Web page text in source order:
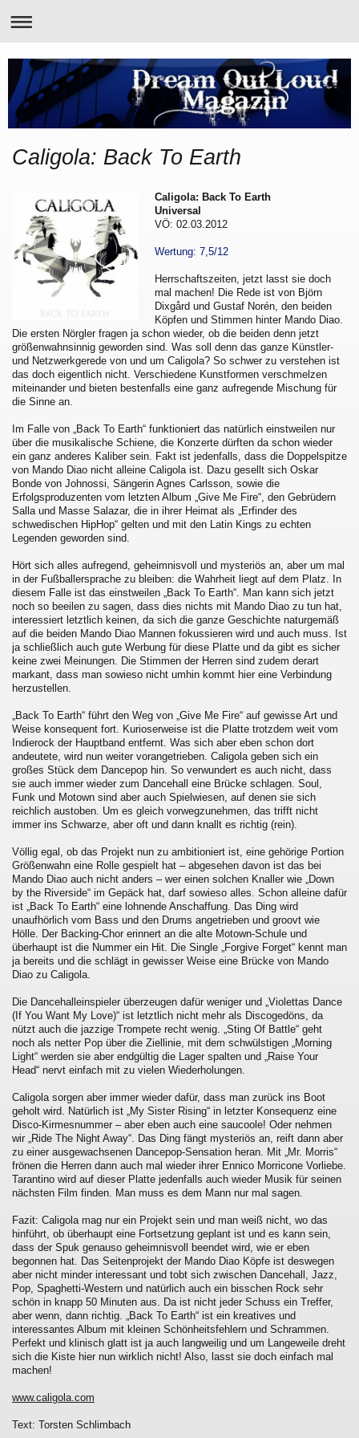
Caligola: Back To Earth
Caligola: Back To Earth
Universal
VÖ: 02.03.2012
Wertung: 7,5/12
Herrschaftszeiten, jetzt lasst sie doch
mal machen! Die Rede ist von Björn
Dixgård und Gustaf Norén, den beiden
Köpfen und Stimmen hinter Mando Diao.
Die ersten Nörgler fragen ja schon wieder, ob die beiden denn jetzt
größenwahnsinnig geworden sind. Was soll denn das ganze Künstler-
und Netzwerkgerede von und um Caligola? So schwer zu verstehen ist
das doch eigentlich nicht. Verschiedene Kunstformen verschmelzen
miteinander und bieten bestenfalls eine ganz aufregende Mischung für
die Sinne an.
Im Falle von „Back To Earth“ funktioniert das natürlich einstweilen nur
über die musikalische Schiene, die Konzerte dürften da schon wieder
ein ganz anderes Kaliber sein. Fakt ist jedenfalls, dass die Doppelspitze
von Mando Diao nicht alleine Caligola ist. Dazu gesellt sich Oskar
Bonde von Johnossi, Sängerin Agnes Carlsson, sowie die
Erfolgsproduzenten vom letzten Album „Give Me Fire“, den Gebrüdern
Salla und Masse Salazar, die in ihrer Heimat als „Erfinder des
schwedischen HipHop“ gelten und mit den Latin Kings zu echten
Legenden geworden sind.
Hört sich alles aufregend, geheimnisvoll und mysteriös an, aber um mal
in der Fußballersprache zu bleiben: die Wahrheit liegt auf dem Platz. In
diesem Falle ist das einstweilen „Back To Earth“. Man kann sich jetzt
noch so beeilen zu sagen, dass dies nichts mit Mando Diao zu tun hat,
interessiert letztlich keinen, da sich die ganze Geschichte naturgemäß
auf die beiden Mando Diao Mannen fokussieren wird und auch muss. Ist
ja schließlich auch gute Werbung für diese Platte und da gibt es sicher
keine zwei Meinungen. Die Stimmen der Herren sind zudem derart
markant, dass man sowieso nicht umhin kommt hier eine Verbindung
herzustellen.
„Back To Earth“ führt den Weg von „Give Me Fire“ auf gewisse Art und
Weise konsequent fort. Kurioserweise ist die Platte trotzdem weit vom
Indierock der Hauptband entfernt. Was sich aber eben schon dort
andeutete, wird nun weiter vorangetrieben. Caligola geben sich ein
großes Stück dem Dancepop hin. So verwundert es auch nicht, dass
sie auch immer wieder zum Dancehall eine Brücke schlagen. Soul,
Funk und Motown sind aber auch Spielwiesen, auf denen sie sich
reichlich austoben. Um es gleich vorwegzunehmen, das trifft nicht
immer ins Schwarze, aber oft und dann knallt es richtig (rein).
Völlig egal, ob das Projekt nun zu ambitioniert ist, eine gehörige Portion
Größenwahn eine Rolle gespielt hat – abgesehen davon ist das bei
Mando Diao auch nicht anders – wer einen solchen Knaller wie „Down
by the Riverside“ im Gepäck hat, darf sowieso alles. Schon alleine dafür
ist „Back To Earth“ eine lohnende Anschaffung. Das Ding wird
unaufhörlich vom Bass und den Drums angetrieben und groovt wie
Hölle. Der Backing-Chor erinnert an die alte Motown-Schule und
überhaupt ist die Nummer ein Hit. Die Single „Forgive Forget“ kennt man
ja bereits und die schlägt in gewisser Weise eine Brücke von Mando
Diao zu Caligola.
Die Dancehalleinspieler überzeugen dafür weniger und „Violettas Dance
(If You Want My Love)“ ist letztlich nicht mehr als Discogedöns, da
nützt auch die jazzige Trompete recht wenig. „Sting Of Battle“ geht
noch als netter Pop über die Ziellinie, mit dem schwülstigen „Morning
Light“ werden sie aber endgültig die Lager spalten und „Raise Your
Head“ nervt einfach mit zu vielen Wiederholungen.
Caligola sorgen aber immer wieder dafür, dass man zurück ins Boot
geholt wird. Natürlich ist „My Sister Rising“ in letzter Konsequenz eine
Disco-Kirmesnummer – aber eben auch eine saucoole! Oder nehmen
wir „Ride The Night Away“. Das Ding fängt mysteriös an, reift dann aber
zu einer ausgewachsenen Dancepop-Sensation heran. Mit „Mr. Morris“
frönen die Herren dann auch mal wieder ihrer Ennico Morricone Vorliebe.
Tarantino wird auf dieser Platte jedenfalls auch wieder Musik für seinen
nächsten Film finden. Man muss es dem Mann nur mal sagen.
Fazit: Caligola mag nur ein Projekt sein und man weiß nicht, wo das
hinführt, ob überhaupt eine Fortsetzung geplant ist und es kann sein,
dass der Spuk genauso geheimnisvoll beendet wird, wie er eben
begonnen hat. Das Seitenprojekt der Mando Diao Köpfe ist deswegen
aber nicht minder interessant und tobt sich zwischen Dancehall, Jazz,
Pop, Spaghetti-Western und natürlich auch ein bisschen Rock sehr
schön in knapp 50 Minuten aus. Da ist nicht jeder Schuss ein Treffer,
aber wenn, dann richtig. „Back To Earth“ ist ein kreatives und
interessantes Album mit kleinen Schönheitsfehlern und Schrammen.
Perfekt und klinisch glatt ist ja auch langweilig und um Langeweile dreht
sich die Kiste hier nun wirklich nicht! Also, lasst sie doch einfach mal
machen!
www.caligola.com
Text: Torsten Schlimbach